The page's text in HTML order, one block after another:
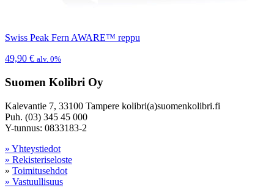
Swiss Peak Fern AWARE™ reppu
49,90 € alv. 0%
Suomen Kolibri Oy
Kalevantie 7, 33100 Tampere kolibri(a)suomenkolibri.fi
Puh. (03) 345 45 000
Y-tunnus: 0833183-2
» Yhteystiedot
» Rekisteriseloste
» Toimitusehdot
» Vastuullisuus